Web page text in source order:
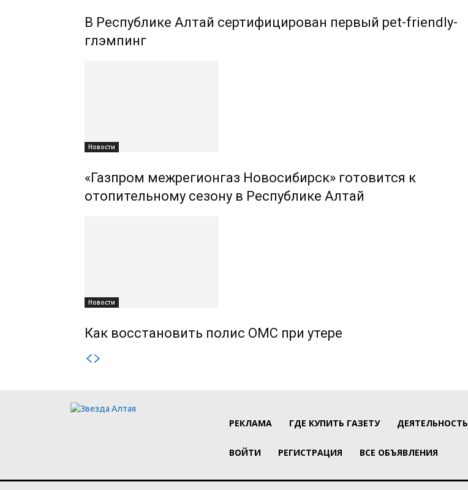
В Республике Алтай сертифицирован первый pet-friendly-
глэмпинг
Новости
«Газпром межрегионгаз Новосибирск» готовится к
отопительному сезону в Республике Алтай
Новости
Как восстановить полис ОМС при утере
РЕКЛАМА ГДЕ КУПИТЬ ГАЗЕТУ ДЕЯТЕЛЬНОСТЬ
ВОЙТИ РЕГИСТРАЦИЯ ВСЕ ОБЪЯВЛЕНИЯ